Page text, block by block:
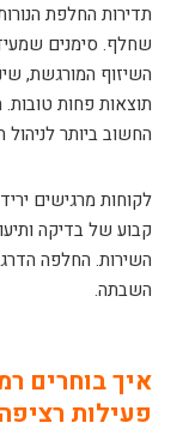
תדירות החלפת
שחלף. סימנים
השיזוף המורגשת,
תוצאות פחות
החשוב ביותר לניהול
לקוחות מרגישים
קבוע של בדיקה
השירות. החלפה
השבתה.
איך בוחרים
פעילות